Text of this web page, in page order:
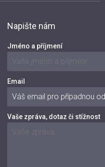
Napište nám
Jméno a příjmení
Email
Vaše zpráva, dotaz či stížnost